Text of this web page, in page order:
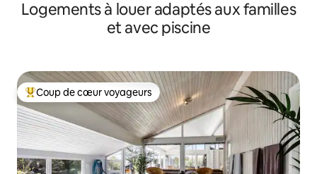
Logements à louer adaptés aux familles
et avec piscine
Coup de cœur voyageurs parmi les plus aimés
Coup de cœur voyageurs